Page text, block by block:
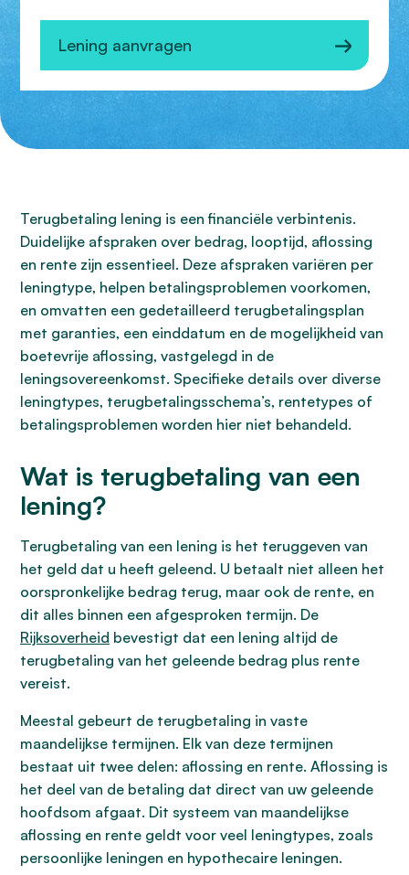
Lening aanvragen
Terugbetaling lening is een financiële verbintenis.
Duidelijke afspraken over bedrag, looptijd, aflossing
en rente zijn essentieel. Deze afspraken variëren per
leningtype, helpen betalingsproblemen voorkomen,
en omvatten een gedetailleerd terugbetalingsplan
met garanties, een einddatum en de mogelijkheid van
boetevrije aflossing, vastgelegd in de
leningsovereenkomst. Specifieke details over diverse
leningtypes, terugbetalingsschema’s, rentetypes of
betalingsproblemen worden hier niet behandeld.
Wat is terugbetaling van een
lening?
Terugbetaling van een lening is het teruggeven van
het geld dat u heeft geleend. U betaalt niet alleen het
oorspronkelijke bedrag terug, maar ook de rente, en
dit alles binnen een afgesproken termijn. De
Rijksoverheid bevestigt dat een lening altijd de
terugbetaling van het geleende bedrag plus rente
vereist.
Meestal gebeurt de terugbetaling in vaste
maandelijkse termijnen. Elk van deze termijnen
bestaat uit twee delen: aflossing en rente. Aflossing is
het deel van de betaling dat direct van uw geleende
hoofdsom afgaat. Dit systeem van maandelijkse
aflossing en rente geldt voor veel leningtypes, zoals
persoonlijke leningen en hypothecaire leningen.